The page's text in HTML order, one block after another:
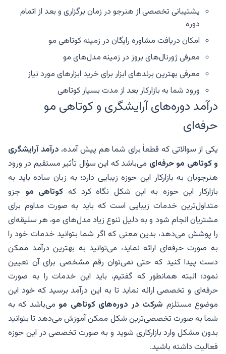
پشتیبانی تخصصی از هنرجو در زمان برگزاری و بعد از اتمام
دوره
امکان دریافت مشاوره رایگان در زمینه کوتاهی مو
معرفی ژورنال‌های بروز در زمینه مدل‌های مو
معرفی بهترین برندهای ابزار برای خرید ابزارهای مورد نیاز
ورود شما به بازارکار بعد از مدت بسیار کوتاهی
درآمد دوره‌های آرایشگری و کوتاهی مو
حرفه‌ای
یکی از سوالاتی که قطعاً برای شما هم پیش آمده، درآمد آرایشگری
و کوتاهی مو حرفه‌ای می‌باشد که این سؤال تأثیر مستقیم در ورود
هنرجویان به بازارکار این حوزه زیبایی دارد؛ به زبان ساده باید به
بازارکار این حوزه به این شکل نگاه کرد که کوتاهی مو جزو
متداول‌ترین خدمات زیبایی است که باید به صورت مداوم برای
مشتریان انجام شود و به دلیل تنوع زیاد مدل‌های مو، هر سلیقه‌ای
را پوشش می‌دهد، بدین معنی که اگر شما بتوانید خدمات خود را
به صورت حرفه‌ای ارائه نماید، می‌توانید به بهترین درآمد ممکن
دست پیدا کنید که حتی نمی‌توان رقم مشخصی برای آن تعیین
نمود؛ البته همانطور که گفتیم، باید این خدمات را به صورت
حرفه‌ای و تخصصی ارائه نماید تا به این درآمد برسید که خود این
موضوع مستلزم شرکت در دوره‌های کوتاهی مو می‌باشد که به
شما به صورت تخصصی‌ترین شکل ممکن آموزش می‌دهد تا بتوانید
بدون مشکل وارد بازارکاری شوید و به صورت تخصصی در این حوزه
فعالیت داشته باشید.